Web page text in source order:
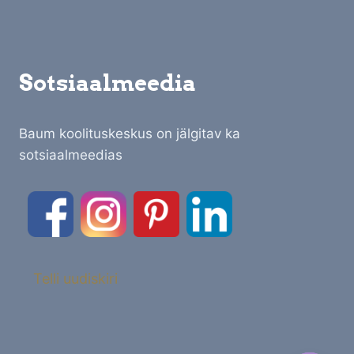
Sotsiaalmeedia
Baum koolituskeskus on jälgitav ka
sotsiaalmeedias
Telli uudiskiri